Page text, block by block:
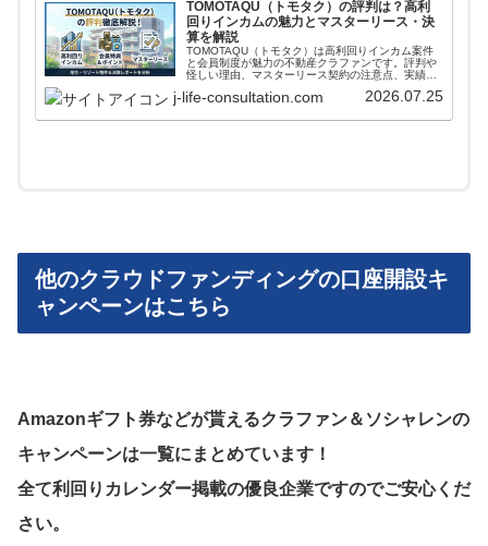
TOMOTAQU（トモタク）の評判は？高利
回りインカムの魅力とマスターリース・決
算を解説
TOMOTAQU（トモタク）は高利回りインカム案件
と会員制度が魅力の不動産クラファンです。評判や
怪しい理由、マスターリース契約の注意点、実績、
目線で解説します。
j-life-consultation.com 2026.07.25
他のクラウドファンディングの口座開設キ
ャンペーンはこちら
Amazonギフト券などが貰えるクラファン＆ソシャレンの
キャンペーンは一覧にまとめています！
全て利回りカレンダー掲載の優良企業ですのでご安心くだ
さい。